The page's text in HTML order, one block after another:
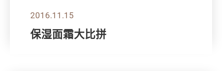
2016.11.15
保湿面霜大比拼